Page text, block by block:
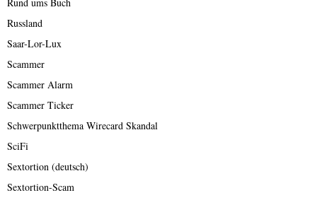
Rund ums Buch
Russland
Saar-Lor-Lux
Scammer
Scammer Alarm
Scammer Ticker
Schwerpunktthema Wirecard Skandal
SciFi
Sextortion (deutsch)
Sextortion-Scam